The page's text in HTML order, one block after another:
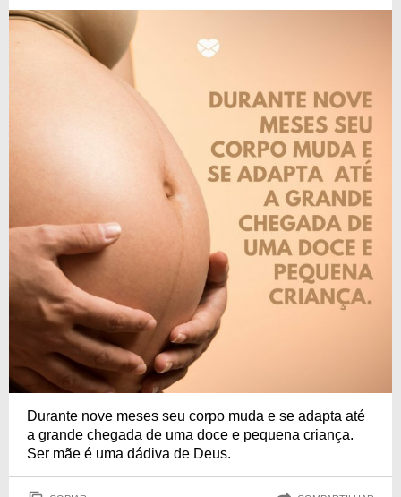
Durante nove meses seu corpo muda e se adapta até
a grande chegada de uma doce e pequena criança.
Ser mãe é uma dádiva de Deus.